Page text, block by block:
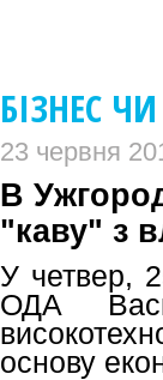
БІЗНЕС
23 червня
В
"каву" з
У четвер,
ОДА
основу